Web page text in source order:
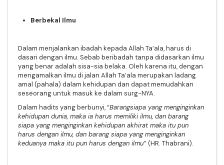
Berbekal Ilmu
Dalam menjalankan ibadah kepada Allah Ta’ala, harus di
dasari dengan ilmu. Sebab beribadah tanpa didasarkan ilmu
yang benar adalah sisa-sia belaka. Oleh karena itu, dengan
mengamalkan ilmu di jalan Allah Ta’ala merupakan ladang
amal (pahala) dalam kehidupan dan dapat memudahkan
seseorang untuk masuk ke dalam surg-NYA.
Dalam hadits yang berbunyi,“Barangsiapa yang menginginkan
kehidupan dunia, maka ia harus memiliki ilmu, dan barang
siapa yang menginginkan kehidupan akhirat maka itu pun
harus dengan ilmu, dan barang siapa yang menginginkan
keduanya maka itu pun harus dengan ilmu” (HR. Thabrani).